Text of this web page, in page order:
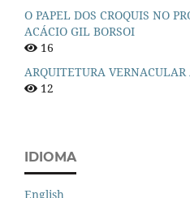
O PAPEL DOS CROQUIS NO
ACÁCIO GIL BORSOI
16
ARQUITETURA
12
IDIOMA
English